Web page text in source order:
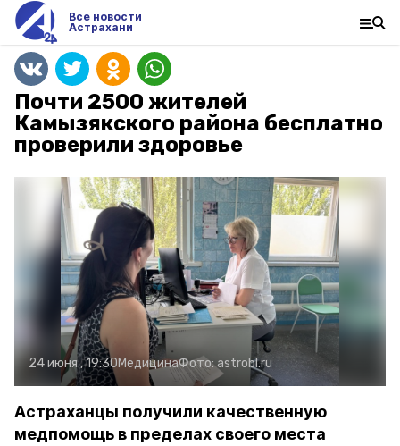
Все новости
Астрахани
Почти 2500 жителей
Камызякского района бесплатно
проверили здоровье
24 июня , 19:30МедицинаФото:astrobl.ru
Астраханцы получили качественную
медпомощь в пределах своего места